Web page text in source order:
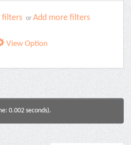
filters or Add more filters
View Option
0.002 seconds).